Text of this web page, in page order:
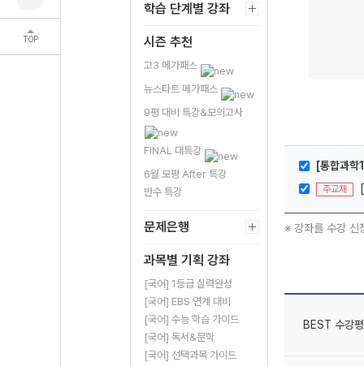
TOP
학습 단계별 강좌
시즌 추천
고3 메가패스
뉴스타트 메가패스
9평 대비 특강&모의고사
FINAL 대특강
6월 모평 After 특강
반수 특강
문제은행
과목별 기획 강좌
[국어] 1등급 실력완성
[국어] EBS 연계 대비
[국어] 수능 학습 가이드
[국어] 독서&문학
[국어] 선택과목 가이드
[통합과학
주교재
※ 강좌를 수강 신
BEST 수강평